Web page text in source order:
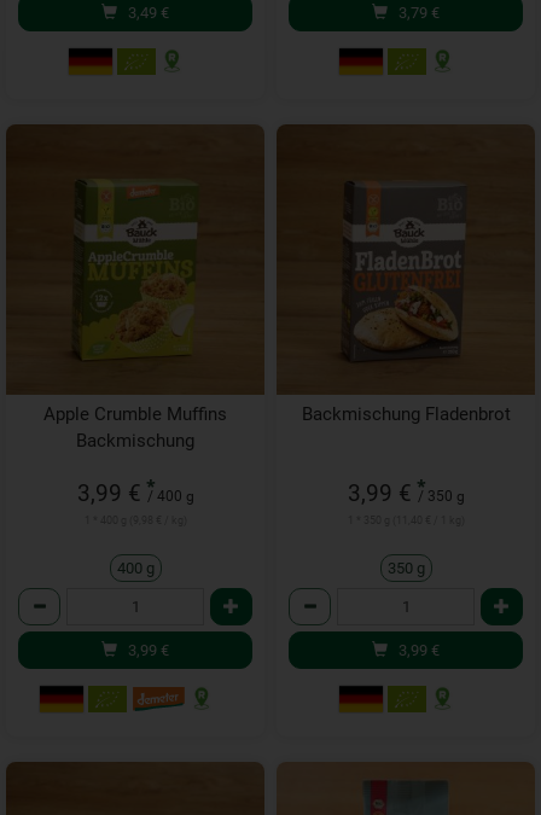
3,49 € 3,79 €
Apple Crumble Muffins
Backmischung
3,99 € *
/ 400 g
400 g
Anzahl
3,99 €
Backmischung Fladenbrot
3,99 € *
/ 350 g
350 g
Anzahl
3,99 €